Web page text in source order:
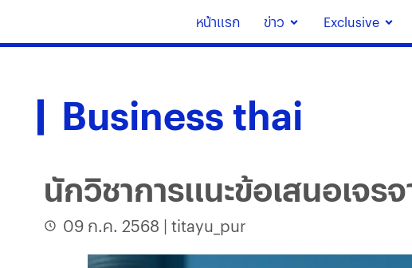
หน้าแรก ข่าว Exclusive
Business thai
นักวิชาการแนะข้อเสนอเจร
09 ก.ค. 2568 | titayu_pur